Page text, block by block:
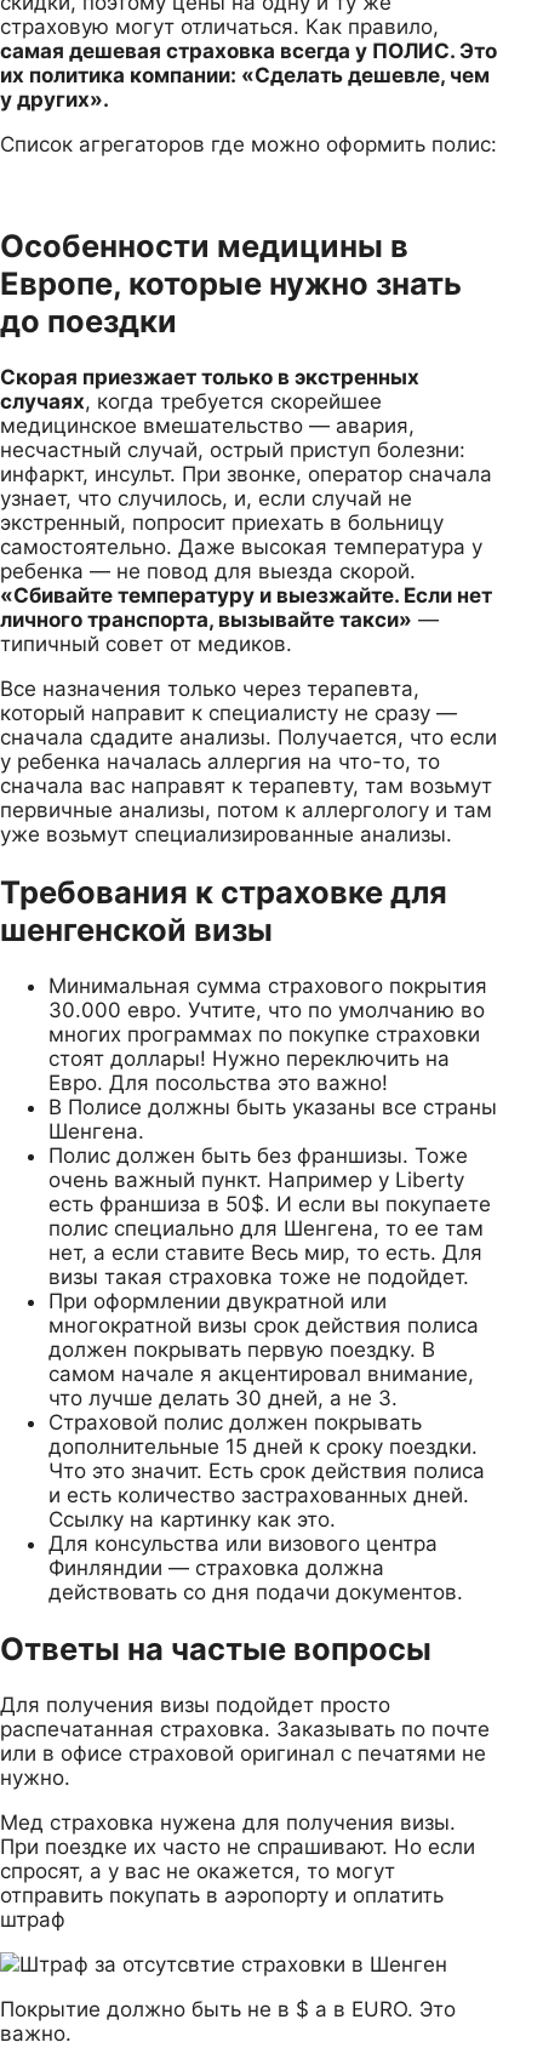
страховую могут отличаться. Как правило,
самая дешевая страховка всегда у ПОЛИС. Это
их политика компании: «Сделать дешевле, чем
у других».
Список агрегаторов где можно оформить полис:
Особенности медицины в
Европе, которые нужно знать
до поездки
Скорая приезжает только в экстренных
случаях, когда требуется скорейшее
медицинское вмешательство — авария,
несчастный случай, острый приступ болезни:
инфаркт, инсульт. При звонке, оператор сначала
узнает, что случилось, и, если случай не
экстренный, попросит приехать в больницу
самостоятельно. Даже высокая температура у
ребенка — не повод для выезда скорой.
«Сбивайте температуру и выезжайте. Если нет
личного транспорта, вызывайте такси» —
типичный совет от медиков.
Все назначения только через терапевта,
который направит к специалисту не сразу —
сначала сдадите анализы. Получается, что если
у ребенка началась аллергия на что-то, то
сначала вас направят к терапевту, там возьмут
первичные анализы, потом к аллергологу и там
уже возьмут специализированные анализы.
Требования к страховке для
шенгенской визы
Минимальная сумма страхового покрытия
30.000 евро. Учтите, что по умолчанию во
многих программах по покупке страховки
стоят доллары! Нужно переключить на
Евро. Для посольства это важно!
В Полисе должны быть указаны все страны
Шенгена.
Полис должен быть без франшизы. Тоже
очень важный пункт. Например у Liberty
есть франшиза в 50$. И если вы покупаете
полис специально для Шенгена, то ее там
нет, а если ставите Весь мир, то есть. Для
визы такая страховка тоже не подойдет.
При оформлении двукратной или
многократной визы срок действия полиса
должен покрывать первую поездку. В
самом начале я акцентировал внимание,
что лучше делать 30 дней, а не 3.
Страховой полис должен покрывать
дополнительные 15 дней к сроку поездки.
Что это значит. Есть срок действия полиса
и есть количество застрахованных дней.
Ссылку на картинку как это.
Для консульства или визового центра
Финляндии — страховка должна
действовать со дня подачи документов.
Ответы на частые вопросы
Для получения визы подойдет просто
распечатанная страховка. Заказывать по почте
или в офисе страховой оригинал с печатями не
нужно.
Мед страховка нужена для получения визы.
При поездке их часто не спрашивают. Но если
спросят, а у вас не окажется, то могут
отправить покупать в аэропорту и оплатить
штраф
Покрытие должно быть не в $ а в EURO. Это
важно.